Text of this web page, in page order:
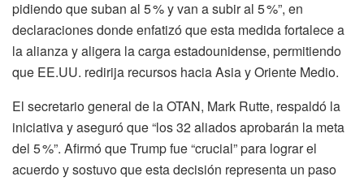
pidiendo que suban al 5 % y van a subir al 5 %”, en
declaraciones donde enfatizó que esta medida fortalece a
la alianza y aligera la carga estadounidense, permitiendo
que EE.UU. redirija recursos hacia Asia y Oriente Medio.
El secretario general de la OTAN, Mark Rutte, respaldó la
iniciativa y aseguró que “los 32 aliados aprobarán la meta
del 5 %”. Afirmó que Trump fue “crucial” para lograr el
acuerdo y sostuvo que esta decisión representa un paso